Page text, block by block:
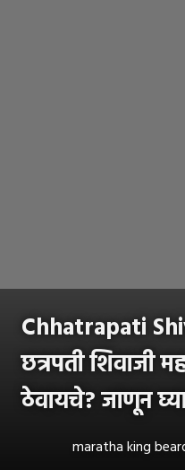
Chhatrapati
छत्रपती शिवाजी
ठेवायचे? जाणून
maratha king